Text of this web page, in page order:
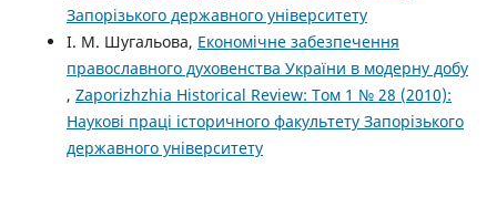
Запорізького державного університету
І. М. Шугальова, Економічне забезпечення
православного духовенства України в модерну добу
, Zaporizhzhia Historical Review: Том 1 № 28 (2010):
Наукові праці історичного факультету Запорізького
державного університету